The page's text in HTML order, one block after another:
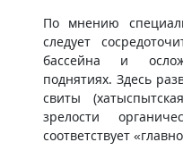
По мнению
следует
бассейна и
поднятиях. Здесь
свиты
зрелости
соответствует